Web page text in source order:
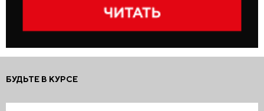
БУДЬТЕ В КУРСЕ